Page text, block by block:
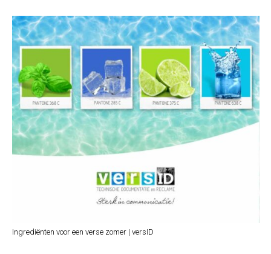
Ingrediënten voor een verse zomer | versID